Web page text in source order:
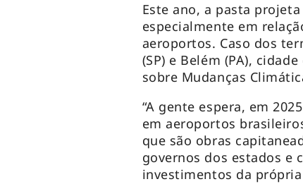
Este ano, a pasta
especialmente em
aeroportos. Caso dos
(SP) e Belém (PA),
sobre Mudanças
“A gente espera, em
em aeroportos
que são obras
governos dos estados e
investimentos da